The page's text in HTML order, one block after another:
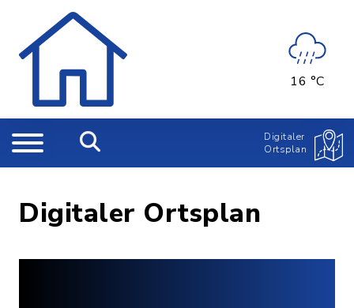
16 °C
Digitaler
Ortsplan
Digitaler Ortsplan